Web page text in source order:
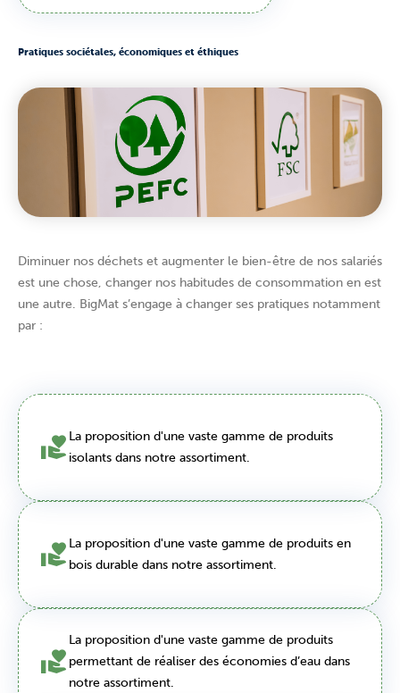
Pratiques sociétales, économiques et éthiques
Diminuer nos déchets et augmenter le bien-être de nos salariés
est une chose, changer nos habitudes de consommation en est
une autre. BigMat s’engage à changer ses pratiques notamment
par :
La proposition d'une vaste gamme de produits
isolants dans notre assortiment.
La proposition d'une vaste gamme de produits en
bois durable dans notre assortiment.
La proposition d'une vaste gamme de produits
permettant de réaliser des économies d’eau dans
notre assortiment.